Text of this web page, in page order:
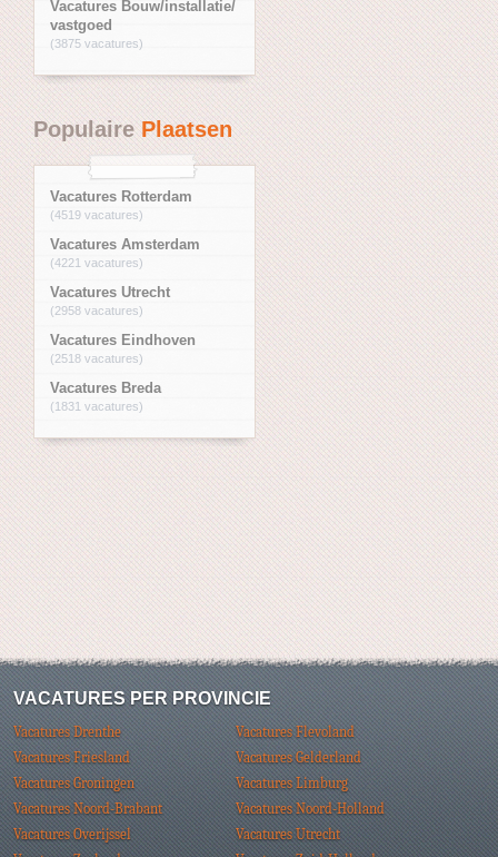
Vacatures Bouw/installatie/
vastgoed
(3875 vacatures)
PopulairePlaatsen
Vacatures Rotterdam
(4519 vacatures)
Vacatures Amsterdam
(4221 vacatures)
Vacatures Utrecht
(2958 vacatures)
Vacatures Eindhoven
(2518 vacatures)
Vacatures Breda
(1831 vacatures)
VACATURES PER PROVINCIE
Vacatures Drenthe
Vacatures Flevoland
Vacatures Friesland
Vacatures Gelderland
Vacatures Groningen
Vacatures Limburg
Vacatures Noord-Brabant
Vacatures Noord-Holland
Vacatures Overijssel
Vacatures Utrecht